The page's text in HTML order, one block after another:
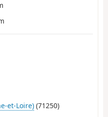
et-Loire) (71250)